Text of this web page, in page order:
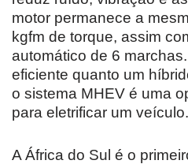
motor permanece a
kgfm de torque, assim
automático de 6
eficiente quanto um
o sistema MHEV é uma
para eletrificar um veículo.
A África do Sul é o